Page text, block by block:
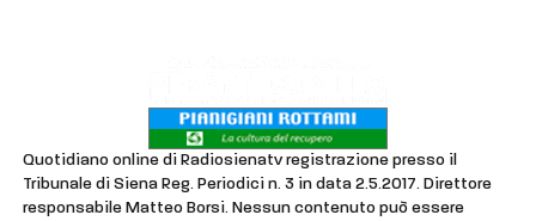
Quotidiano online di Radiosienatv registrazione presso il
Tribunale di Siena Reg. Periodici n. 3 in data 2.5.2017. Direttore
responsabile Matteo Borsi. Nessun contenuto può essere